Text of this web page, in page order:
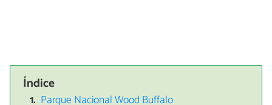
Índice
Parque Nacional Wood Buffalo